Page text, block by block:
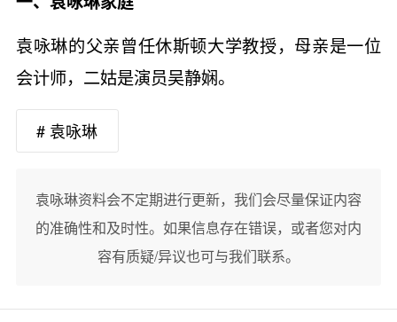
袁咏琳的父亲曾任休斯顿大学教授，母亲是一位
会计师，二姑是演员吴静娴。
# 袁咏琳
袁咏琳资料会不定期进行更新，我们会尽量保证内容
的准确性和及时性。如果信息存在错误，或者您对内
容有质疑/异议也可与我们联系。